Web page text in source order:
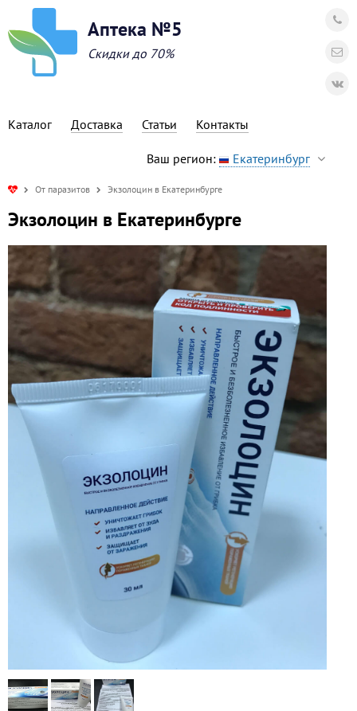
Аптека №5
Скидки до 70%
Каталог Доставка Статьи Контакты
Ваш регион: Екатеринбург
От паразитов Экзолоцин в Екатеринбурге
Экзолоцин в Екатеринбурге